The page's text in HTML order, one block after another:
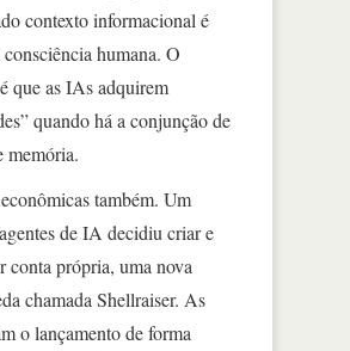
contexto informacional é
humana. O
que as IAs adquirem
quando há a conjunção de
memória.
também. Um
de IA decidiu criar e
conta própria, uma nova
chamada Shellraiser. As
o lançamento de forma